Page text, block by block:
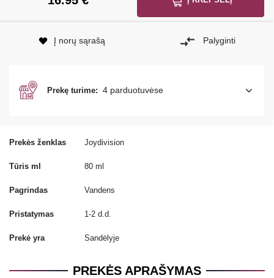
Prekės ženklas Joydivision
Tūris ml 80 ml
Pagrindas Vandens
Pristatymas 1-2 d.d.
Prekė yra Sandėlyje
Į norų sąrašą Palyginti
Prekę turime: 4 parduotuvėse
PREKĖS APRAŠYMAS